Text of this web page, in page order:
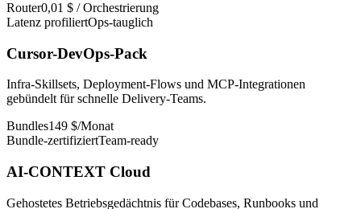
Router0,01 $ / Orchestrierung
Latenz profiliertOps-tauglich
Cursor-DevOps-Pack
Infra-Skillsets, Deployment-Flows und MCP-Integrationen
gebündelt für schnelle Delivery-Teams.
Bundles149 $/Monat
Bundle-zertifiziertTeam-ready
AI-CONTEXT Cloud
Gehostetes Betriebsgedächtnis für Codebases, Runbooks und